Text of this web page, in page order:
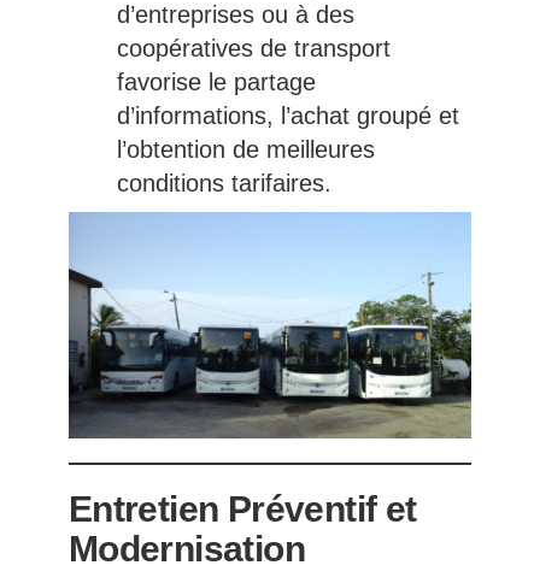
d’entreprises ou à des
coopératives de transport
favorise le partage
d’informations, l’achat groupé et
l’obtention de meilleures
conditions tarifaires.
Entretien Préventif et
Modernisation